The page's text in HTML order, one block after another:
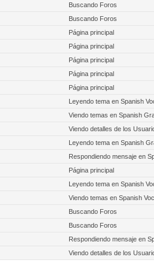
Buscando Foros
Buscando Foros
Página principal
Página principal
Página principal
Página principal
Página principal
Leyendo tema en Spanish
Viendo temas en Spanish
Viendo detalles de los
Leyendo tema en Spanish
Respondiendo mensaje en
Página principal
Leyendo tema en Spanish
Viendo temas en Spanish
Buscando Foros
Buscando Foros
Respondiendo mensaje en
Viendo detalles de los